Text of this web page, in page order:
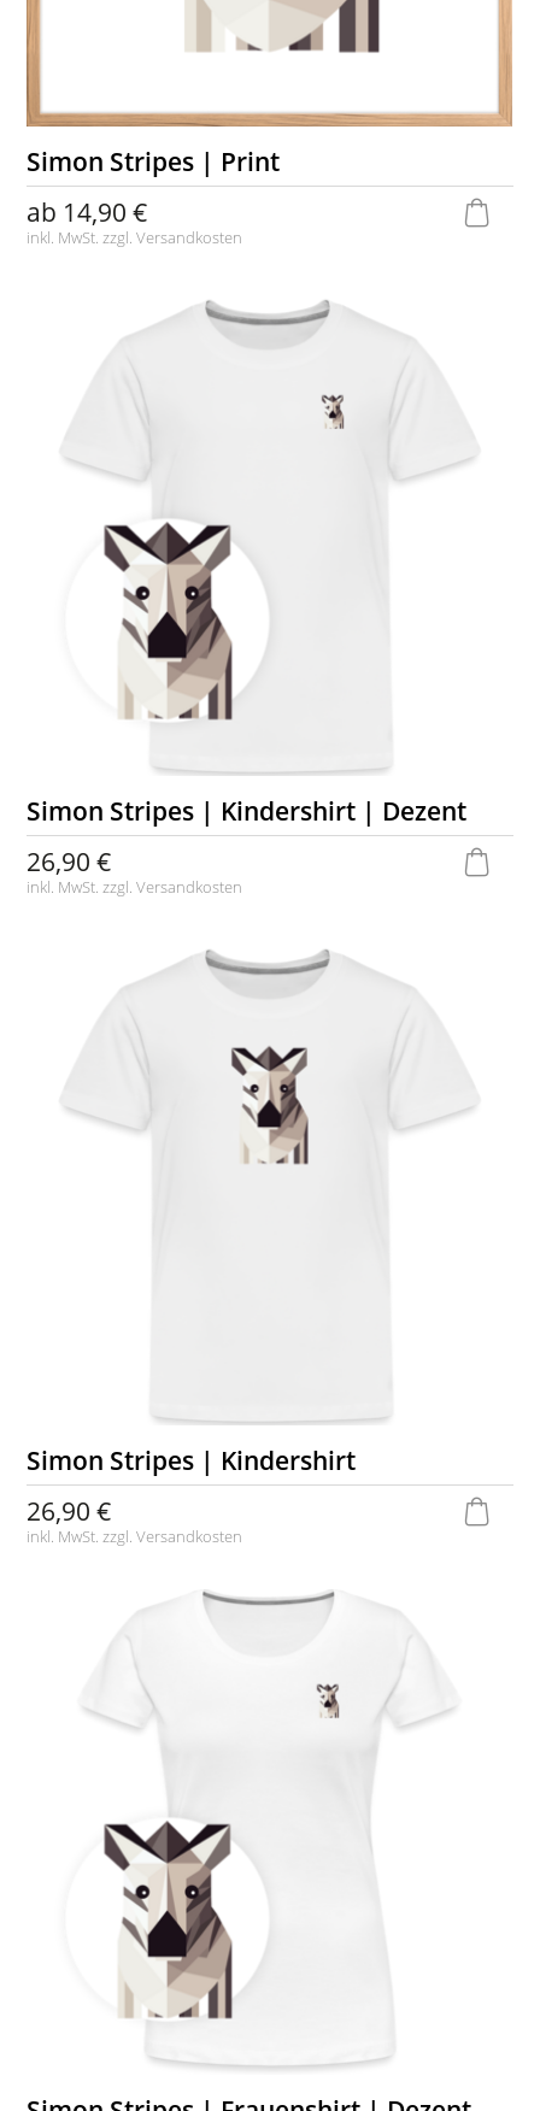
Simon Stripes | Print
ab 14,90 €
inkl. MwSt. zzgl.Versandkosten
Simon Stripes | Kindershirt | Dezent
26,90 €
inkl. MwSt. zzgl.Versandkosten
Simon Stripes | Kindershirt
26,90 €
inkl. MwSt. zzgl.Versandkosten